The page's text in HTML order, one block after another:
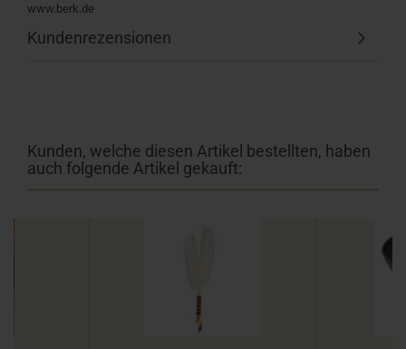
www.berk.de
Kundenrezensionen
Kunden, welche diesen Artikel bestellten, haben
auch folgende Artikel gekauft: